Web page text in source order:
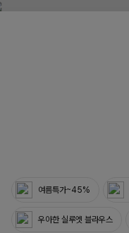
여름특가~45%
우아한 실루엣 블라우스